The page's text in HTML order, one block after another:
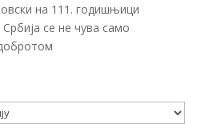
на 111. годишњици
се не чува само